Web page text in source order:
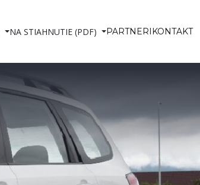
NA STIAHNUTIE (PDF) PARTNERI KONTAKT